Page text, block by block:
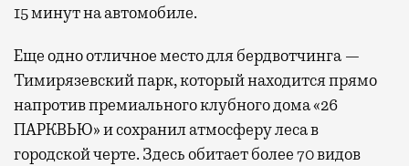
15 минут на автомобиле.
Еще одно отличное место для бердвотчинга —
Тимирязевский парк, который находится прямо
напротив премиального клубного дома «26
ПАРКВЬЮ» и сохранил атмосферу леса в
городской черте. Здесь обитает более 70 видов